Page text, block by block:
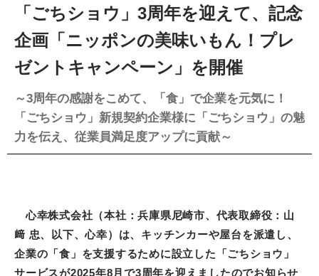
「ごちショウ」3周年を迎えて、記念
企画「ニッポンの美味いもん！プレ
ゼントキャンペーン」を開催
～3周年の感謝をこめて、「食」で企業を元気に！
「ごちショウ」新規契約企業様に「ごちショウ」の魅
力を伝え、従業員満足度アップに貢献～
心幸株式会社（本社：兵庫県尼崎市、代表取締役：山
﨑 忠、以下、心幸）は、キッチンカーや屋台を派遣し、
企業の「食」を支援するために設立した「ごちショウ」
サービスが2025年8月で3周年を迎えましたのでお知らせ